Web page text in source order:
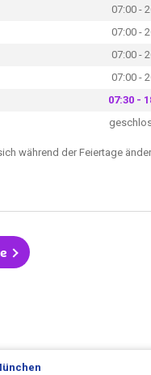
07:00 -
07:00 -
07:00 -
07:00 -
07:30 -
während der Feiertage